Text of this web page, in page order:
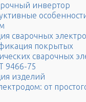
инвертор
сварочных
покрытых
сварочных
9466-75
изделий
от